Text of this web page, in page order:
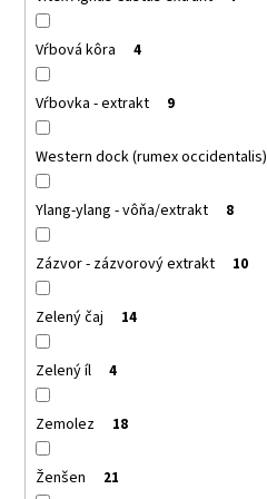
Vŕbová kôra 4
Vŕbovka - extrakt 9
Western dock (rumex occidentalis)
Ylang-ylang - vôňa/extrakt 8
Zázvor - zázvorový extrakt 10
Zelený čaj 14
Zelený íl 4
Zemolez 18
Ženšen 21